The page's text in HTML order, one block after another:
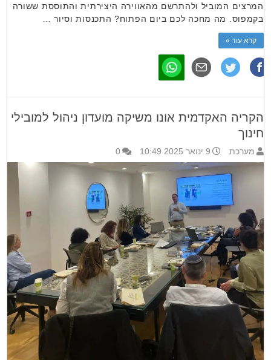
המרצים המוביל ולהתרשם מהאווירה היצירתית והתוססת ששורה
בקמפוס. מה מחכה לכם ביום הפתוח? התכנסות וסיור …
קרא עוד »
הקריה האקדמית אונו משיקה מועדון ניהול למובילי
חינוך
מערכת 9 ינואר 2025 10:49 0